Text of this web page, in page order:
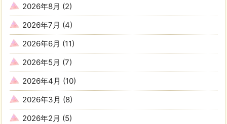
2026年8月 (2)
2026年7月 (4)
2026年6月 (11)
2026年5月 (7)
2026年4月 (10)
2026年3月 (8)
2026年2月 (5)